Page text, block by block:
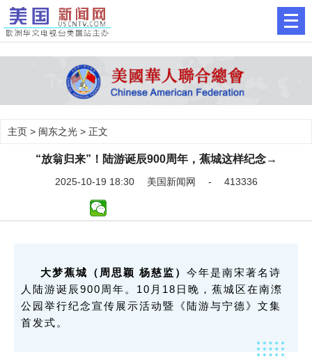
主页 > 闽东之光 > 正文
“放翁归来”！陆游诞辰900周年，蕉城这样纪念→
2025-10-19 18:30 美国新闻网 - 413336
大梦蕉城（周思颖 杨慈监） 今年是南宋著名诗
人陆游诞辰900周年。10月18日晚，蕉城区在南漈
公园举行纪念宣传展示活动暨《陆游与宁德》文集
首发式。